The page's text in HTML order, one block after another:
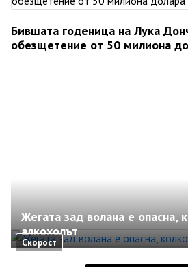
Бившата годеница на Лука
обезщетение от 50 милиона
Скорост
Жегата зад волана е опасна,
алкохолът